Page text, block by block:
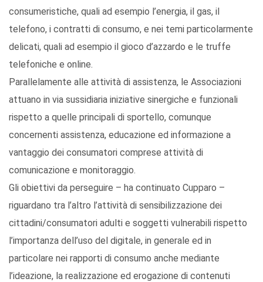
consumeristiche, quali ad esempio l’energia, il gas, il
telefono, i contratti di consumo, e nei temi particolarmente
delicati, quali ad esempio il gioco d’azzardo e le truffe
telefoniche e online.
Parallelamente alle attività di assistenza, le Associazioni
attuano in via sussidiaria iniziative sinergiche e funzionali
rispetto a quelle principali di sportello, comunque
concernenti assistenza, educazione ed informazione a
vantaggio dei consumatori comprese attività di
comunicazione e monitoraggio.
Gli obiettivi da perseguire – ha continuato Cupparo –
riguardano tra l’altro l’attività di sensibilizzazione dei
cittadini/consumatori adulti e soggetti vulnerabili rispetto
l’importanza dell’uso del digitale, in generale ed in
particolare nei rapporti di consumo anche mediante
l’ideazione, la realizzazione ed erogazione di contenuti